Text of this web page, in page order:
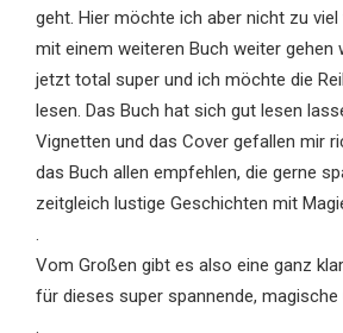
geht. Hier möchte ich aber nicht zu viel
mit einem weiteren Buch weiter gehen
jetzt total super und ich möchte die
lesen. Das Buch hat sich gut lesen
Vignetten und das Cover gefallen mir
das Buch allen empfehlen, die gerne
zeitgleich lustige Geschichten mit
.
Vom Großen gibt es also eine ganz
für dieses super spannende, magische
.